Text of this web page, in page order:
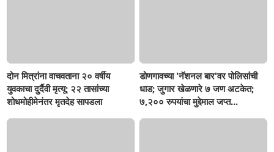
दोन मित्रांना वाचवताना २० वर्षीय
युवकाचा दुर्दैवी मृत्यू; २२ तासांच्या
शोधमोहीमेनंतर मृतदेह सापडला
डोणगावच्या 'नॅशनल बार'वर पोलिसांची
धाड; जुगार खेळणारे ७ जण अटकेत;
७,२०० रुपयांचा मुद्देमाल जप्त...